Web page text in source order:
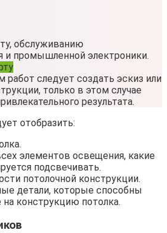
обслуживанию
и промышленной электроники.
работ следует создать эскиз или
только в этом случае
результата.
отобразить:
элементов освещения, какие
подсвечивать.
потолочной конструкции.
детали, которые способны
на конструкцию потолка.